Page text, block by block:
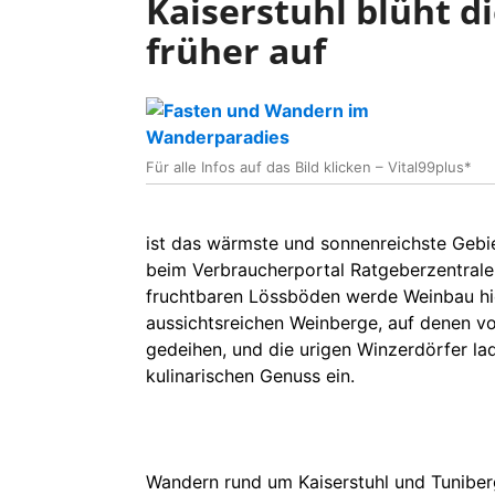
Kaiserstuhl blüht
früher auf
Für alle Infos auf das Bild klicken – Vital99plus*
ist das wärmste und sonnenreichste
beim Verbraucherportal
fruchtbaren Lössböden werde Weinbau
aussichtsreichen Weinberge, auf denen
gedeihen, und die urigen Winzerdörfer
kulinarischen Genuss ein.
Wandern rund um Kaiserstuhl und